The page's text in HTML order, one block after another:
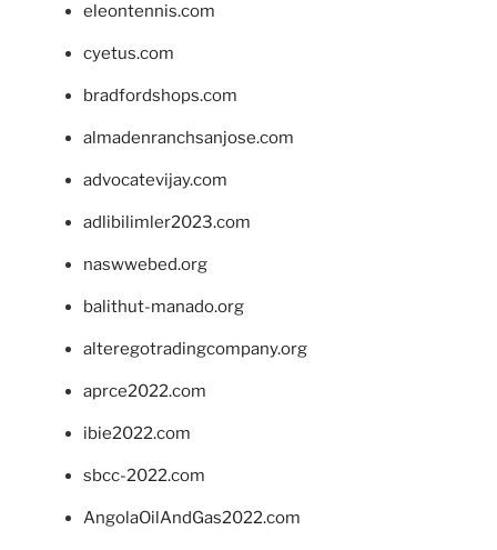
eleontennis.com
cyetus.com
bradfordshops.com
almadenranchsanjose.com
advocatevijay.com
adlibilimler2023.com
naswwebed.org
balithut-manado.org
alteregotradingcompany.org
aprce2022.com
ibie2022.com
sbcc-2022.com
AngolaOilAndGas2022.com